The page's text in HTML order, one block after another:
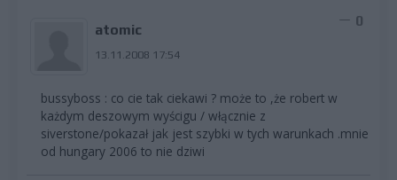
atomic
13.11.2008 17:54
0
bussyboss : co cie tak ciekawi ? może to ,że robert w
każdym deszowym wyścigu / włącznie z
siverstone/pokazał jak jest szybki w tych warunkach .mnie
od hungary 2006 to nie dziwi